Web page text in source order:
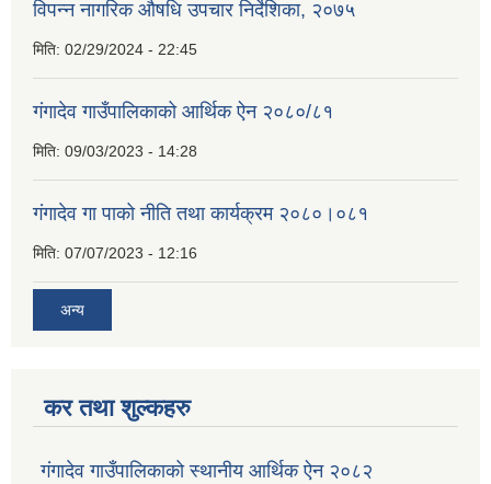
विपन्न नागरिक औषधि उपचार निर्देशिका, २०७५
मिति: 02/29/2024 - 22:45
गंगादेव गाउँपालिकाको आर्थिक ऐन २०८०/८१
मिति: 09/03/2023 - 14:28
गंगादेव गा पाको नीति तथा कार्यक्रम २०८०।०८१
मिति: 07/07/2023 - 12:16
अन्य
कर तथा शुल्कहरु
गंगादेव गाउँपालिकाको स्थानीय आर्थिक ऐन २०८२